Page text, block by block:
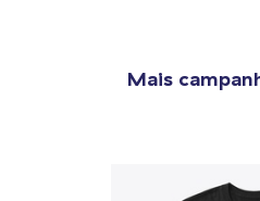
Mais